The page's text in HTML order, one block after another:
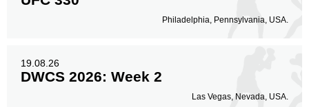
Philadelphia, Pennsylvania, USA.
19.08.26
DWCS 2026: Week 2
Las Vegas, Nevada, USA.